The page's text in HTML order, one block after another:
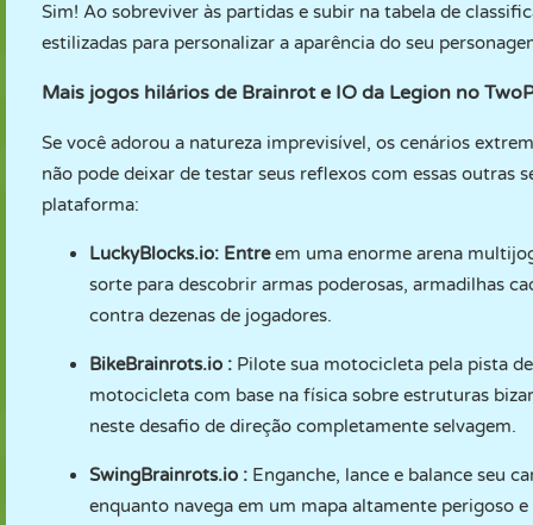
Sim! Ao sobreviver às partidas e subir na tabela de
estilizadas para personalizar a aparência do seu
Mais jogos hilários de Brainrot e IO da Legion no
Se você adorou a natureza imprevisível, os cenários
não pode deixar de testar seus reflexos com essas outras
plataforma:
LuckyBlocks.io: Entreem uma enorme arena
sorte para descobrir armas poderosas, armadilhas
contra dezenas de jogadores.
BikeBrainrots.io : Pilote sua motocicleta pela pista
motocicleta com base na física sobre estruturas
neste desafio de direção completamente selvagem.
SwingBrainrots.io : Enganche, lance e balance seu
enquanto navega em um mapa altamente perigoso